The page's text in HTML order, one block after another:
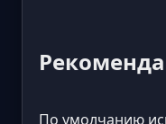
По умолчанию